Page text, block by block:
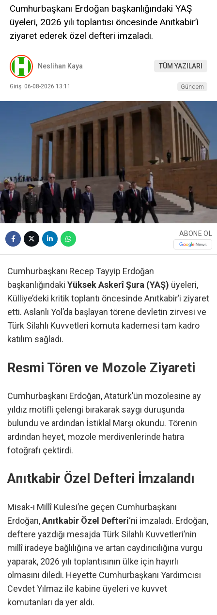
Cumhurbaşkanı Erdoğan başkanlığındaki YAŞ
üyeleri, 2026 yılı toplantısı öncesinde Anıtkabir’i
ziyaret ederek özel defteri imzaladı.
Neslihan Kaya TÜM YAZILARI
Giriş: 06-08-2026 13:11 Gündem
ABONE OL
Cumhurbaşkanı Recep Tayyip Erdoğan
başkanlığındaki Yüksek Askerî Şura (YAŞ) üyeleri,
Külliye’deki kritik toplantı öncesinde Anıtkabir’i ziyaret
etti. Aslanlı Yol’da başlayan törene devletin zirvesi ve
Türk Silahlı Kuvvetleri komuta kademesi tam kadro
katılım sağladı.
Resmi Tören ve Mozole Ziyareti
Cumhurbaşkanı Erdoğan, Atatürk’ün mozolesine ay
yıldız motifli çelengi bırakarak saygı duruşunda
bulundu ve ardından İstiklal Marşı okundu. Törenin
ardından heyet, mozole merdivenlerinde hatıra
fotoğrafı çektirdi.
Anıtkabir Özel Defteri İmzalandı
Misak-ı Millî Kulesi’ne geçen Cumhurbaşkanı
Erdoğan,Anıtkabir Özel Defteri‘ni imzaladı. Erdoğan,
deftere yazdığı mesajda Türk Silahlı Kuvvetleri’nin
millî iradeye bağlılığına ve artan caydırıcılığına vurgu
yaparak, 2026 yılı toplantısının ülke için hayırlı
olmasını diledi. Heyette Cumhurbaşkanı Yardımcısı
Cevdet Yılmaz ile kabine üyeleri ve kuvvet
komutanları da yer aldı.